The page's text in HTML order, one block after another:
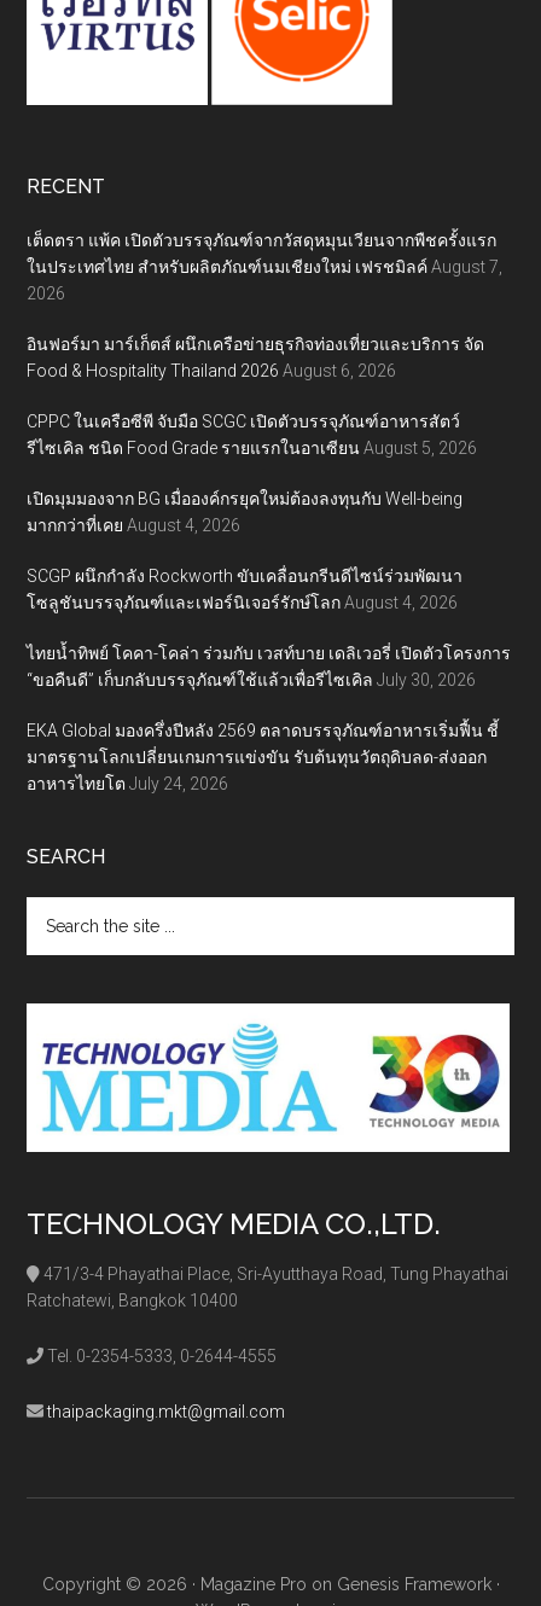
RECENT
เต็ดตรา แพ้ค เปิดตัวบรรจุภัณฑ์จากวัสดุหมุนเวียนจากพืชครั้งแรก
ในประเทศไทย สำหรับผลิตภัณฑ์นมเชียงใหม่ เฟรชมิลค์ August 7,
2026
อินฟอร์มา มาร์เก็ตส์ ผนึกเครือข่ายธุรกิจท่องเที่ยวและบริการ จัด
Food & Hospitality Thailand 2026 August 6, 2026
CPPC ในเครือซีพี จับมือ SCGC เปิดตัวบรรจุภัณฑ์อาหารสัตว์
รีไซเคิล ชนิด Food Grade รายแรกในอาเซียน August 5, 2026
เปิดมุมมองจาก BG เมื่อองค์กรยุคใหม่ต้องลงทุนกับ Well-being
มากกว่าที่เคย August 4, 2026
SCGP ผนึกกำลัง Rockworth ขับเคลื่อนกรีนดีไซน์ร่วมพัฒนา
โซลูชันบรรจุภัณฑ์และเฟอร์นิเจอร์รักษ์โลก August 4, 2026
ไทยน้ำทิพย์ โคคา-โคล่า ร่วมกับ เวสท์บาย เดลิเวอรี่ เปิดตัวโครงการ
“ขอคืนดี” เก็บกลับบรรจุภัณฑ์ใช้แล้วเพื่อรีไซเคิล July 30, 2026
EKA Global มองครึ่งปีหลัง 2569 ตลาดบรรจุภัณฑ์อาหารเริ่มฟื้น ชี้
มาตรฐานโลกเปลี่ยนเกมการแข่งขัน รับต้นทุนวัตถุดิบลด-ส่งออก
อาหารไทยโต July 24, 2026
SEARCH
the
TECHNOLOGY MEDIA CO.,LTD.
471/3-4 Phayathai Place, Sri-Ayutthaya Road, Tung Phayathai
Ratchatewi, Bangkok 10400
Tel. 0-2354-5333, 0-2644-4555
thaipackaging.mkt@gmail.com
Copyright © 2026 · Magazine Pro on Genesis Framework·